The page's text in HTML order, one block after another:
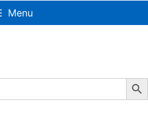
Menu